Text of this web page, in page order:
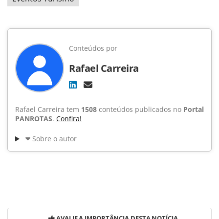
Conteúdos por
Rafael Carreira
Rafael Carreira tem 1508 conteúdos publicados no Portal
PANROTAS. Confira!
Sobre o autor